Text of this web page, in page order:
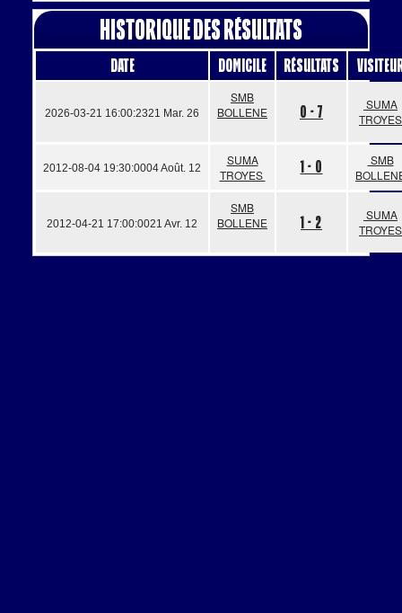
Historique des résultats
Date Domicile Résultats
2026-03-21 16:00:2321 Mar. 26
SMB
BOLLENE
0 - 7
SUMA
TROYES
2012-08-04 19:30:0004 Août. 12
SUMA
TROYES
1 - 0
SMB
2012-04-21 17:00:0021 Avr. 12
SMB
BOLLENE
1 - 2
SUMA
TROYES